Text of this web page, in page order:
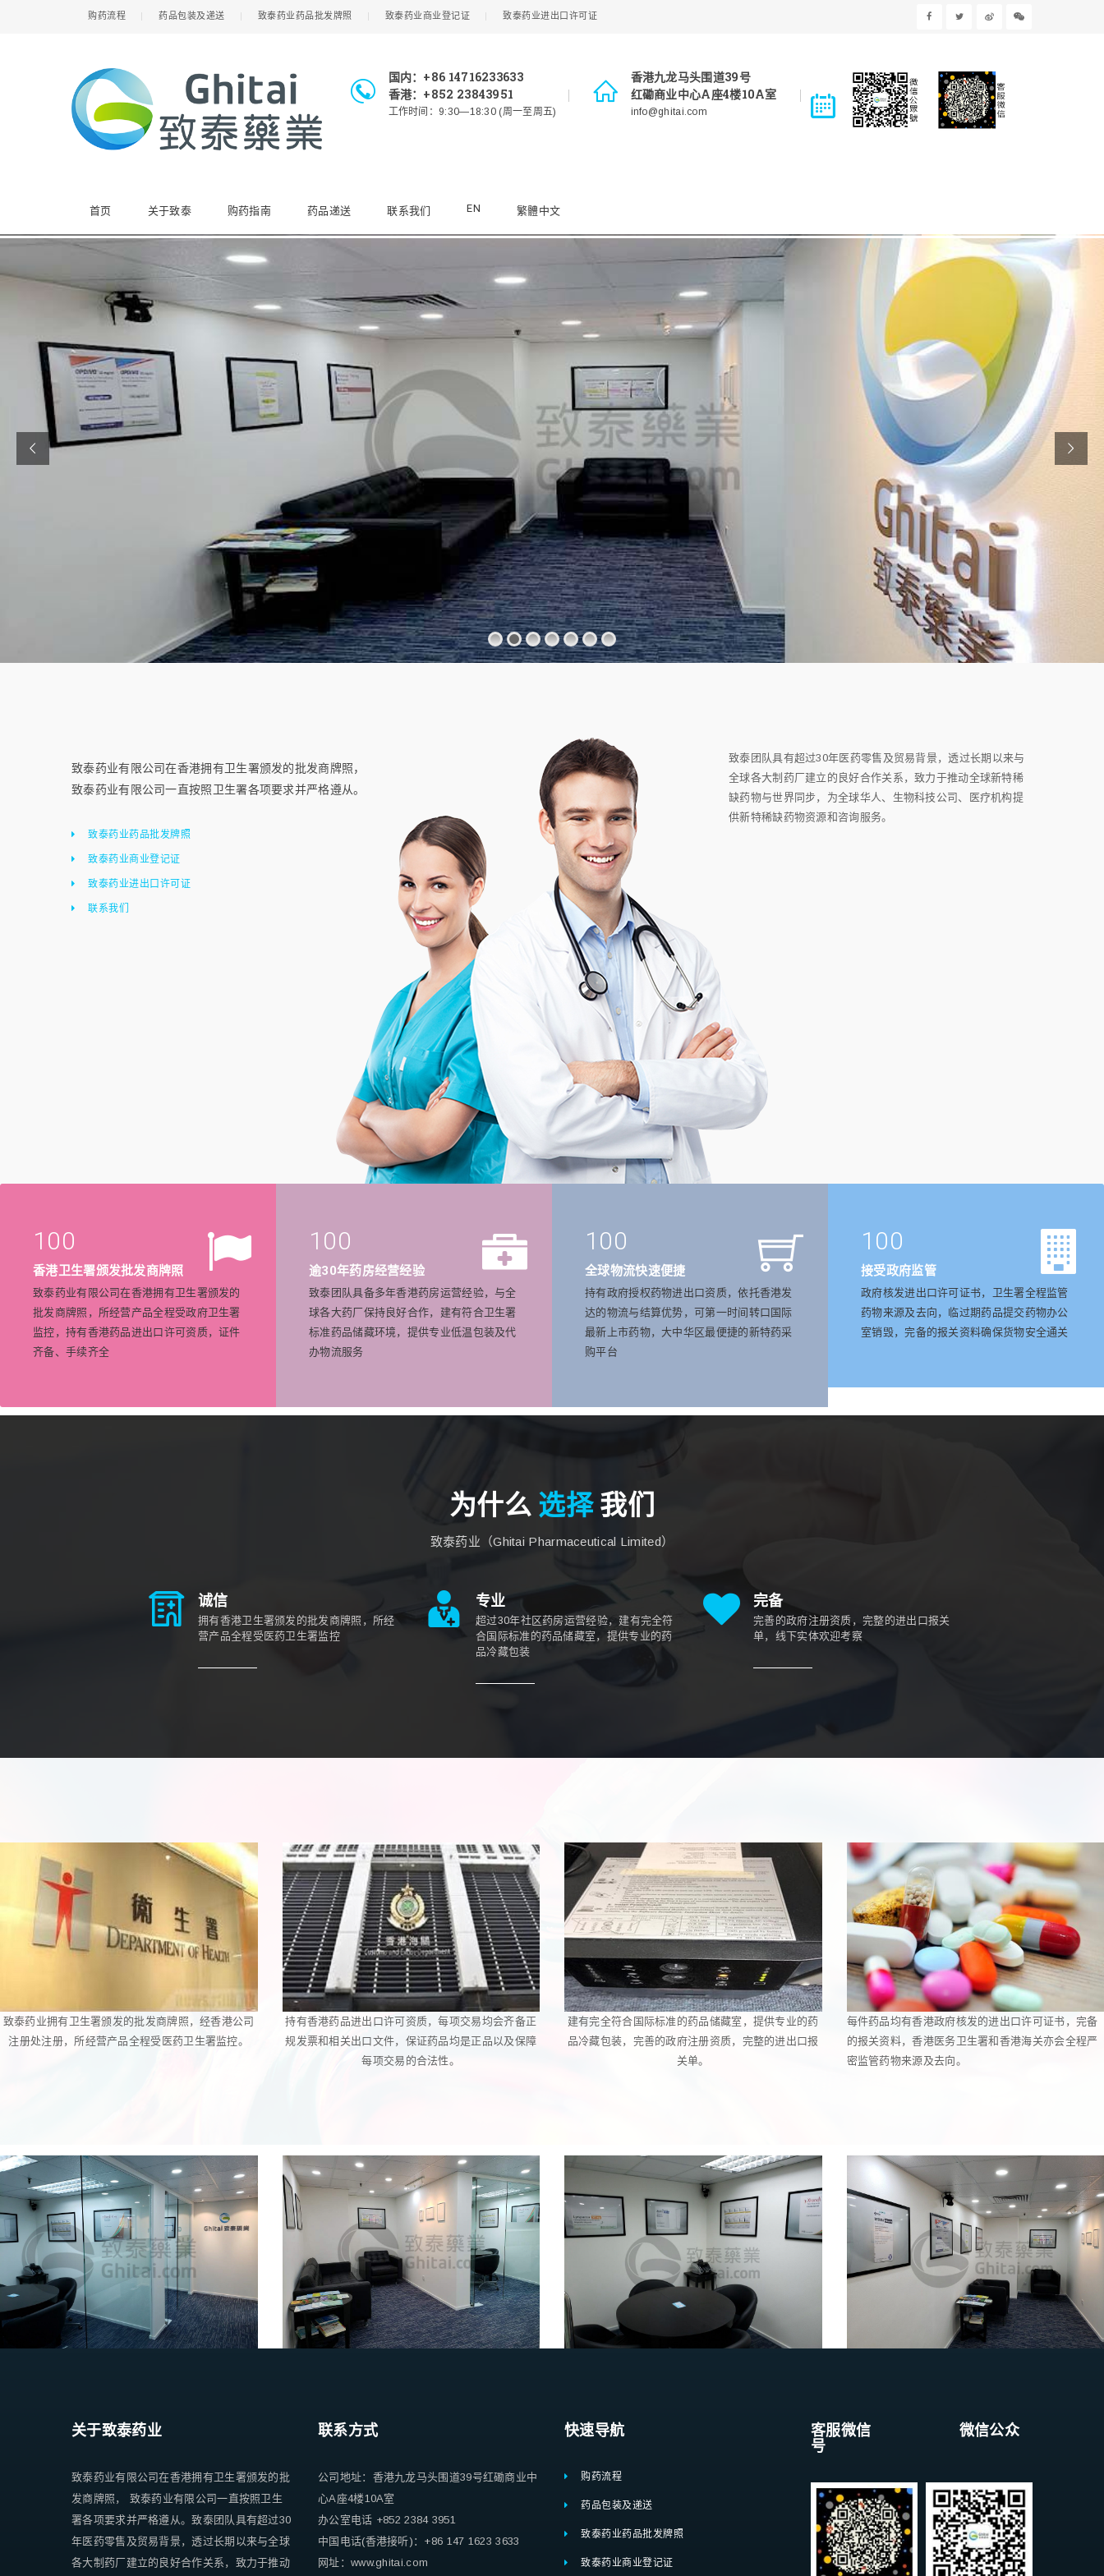
购药流程 药品包装及递送 致泰药业药品批发牌照 致泰药业商业登记证 致泰药业进出口许可证
国内：+86 14716233633
香港：+852 23843951
工作时间：9:30—18:30 (周一至周五)
香港九龙马头围道39号
红磡商业中心A座4楼10A室
info@ghitai.com
首页 关于致泰 购药指南 药品递送 联系我们 EN 繁體中文
致泰药业有限公司在香港拥有卫生署颁发的批发商牌照，
致泰药业有限公司一直按照卫生署各项要求并严格遵从。
致泰药业药品批发牌照
致泰药业商业登记证
致泰药业进出口许可证
联系我们
致泰团队具有超过30年医药零售及贸易背景，透过长期以来与
全球各大制药厂建立的良好合作关系，致力于推动全球新特稀
缺药物与世界同步，为全球华人、生物科技公司、医疗机构提
供新特稀缺药物资源和咨询服务。
100
香港卫生署颁发批发商牌照
致泰药业有限公司在香港拥有卫生署颁发的
批发商牌照，所经营产品全程受政府卫生署
监控，持有香港药品进出口许可资质，证件
齐备、手续齐全
100
逾30年药房经营经验
致泰团队具备多年香港药房运营经验，与全
球各大药厂保持良好合作，建有符合卫生署
标准药品储藏环境，提供专业低温包装及代
办物流服务
100
全球物流快速便捷
持有政府授权药物进出口资质，依托香港发
达的物流与结算优势，可第一时间转口国际
最新上市药物，大中华区最便捷的新特药采
购平台
100
接受政府监管
政府核发进出口许可证书，卫生署全程监管
药物来源及去向，临过期药品提交药物办公
室销毁，完备的报关资料确保货物安全通关
为什么 选择我们
致泰药业（Ghitai Pharmaceutical Limited）
诚信
拥有香港卫生署颁发的批发商牌照，所经
营产品全程受医药卫生署监控
专业
超过30年社区药房运营经验，建有完全符
合国际标准的药品储藏室，提供专业的药
品冷藏包装
完备
完善的政府注册资质，完整的进出口报关
单，线下实体欢迎考察
致泰药业拥有卫生署颁发的批发商牌照，经香港公司
注册处注册，所经营产品全程受医药卫生署监控。
持有香港药品进出口许可资质，每项交易均会齐备正
规发票和相关出口文件，保证药品均是正品以及保障
每项交易的合法性。
建有完全符合国际标准的药品储藏室，提供专业的药
品冷藏包装，完善的政府注册资质，完整的进出口报
关单。
每件药品均有香港政府核发的进出口许可证书，完备
的报关资料，香港医务卫生署和香港海关亦会全程严
密监管药物来源及去向。
关于致泰药业
致泰药业有限公司在香港拥有卫生署颁发的批
发商牌照， 致泰药业有限公司一直按照卫生
署各项要求并严格遵从。致泰团队具有超过30
年医药零售及贸易背景，透过长期以来与全球
各大制药厂建立的良好合作关系，致力于推动
联系方式
公司地址：香港九龙马头围道39号红磡商业中
心A座4楼10A室
办公室电话 +852 2384 3951
中国电话(香港接听)：+86 147 1623 3633
网址：www.ghitai.com
快速导航
购药流程
药品包装及递送
致泰药业药品批发牌照
致泰药业商业登记证
客服微信 微信公众
号